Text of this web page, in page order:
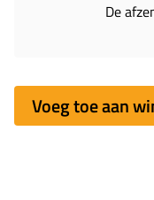
De
Voeg toe aan